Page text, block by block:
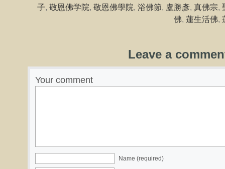
子, 敬恩佛学院, 敬恩佛學院, 浴佛節, 盧勝彥, 真佛宗,
佛, 蓮生活佛,
Leave a
Your comment
Name (required)